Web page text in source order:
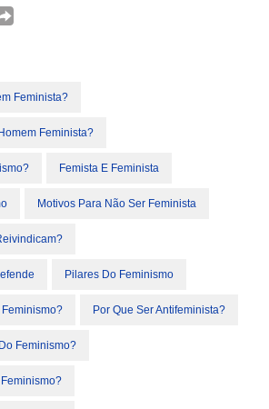
Feminista?
Feminista?
Femista E Feminista
Motivos Para Não Ser Feminista
Pilares Do Feminismo
Feminismo? Por Que Ser Antifeminista?
Feminismo?